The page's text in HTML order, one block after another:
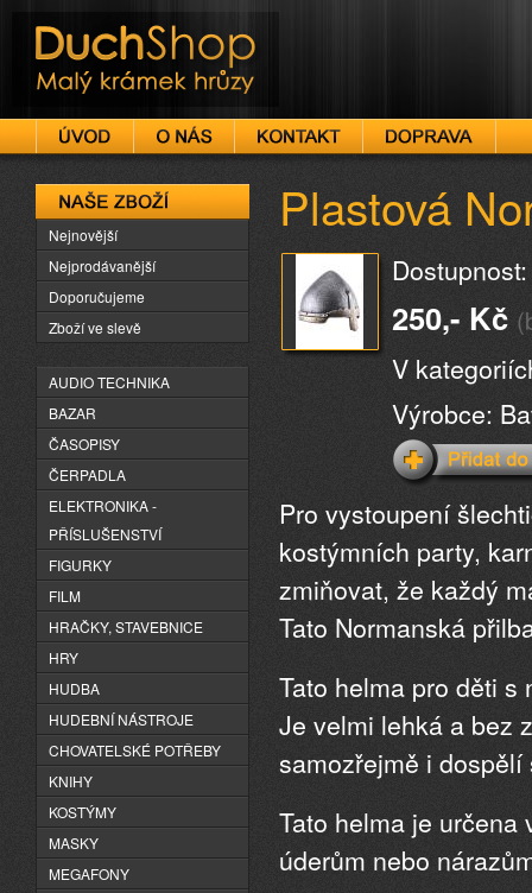
DuchShop
Plastová
250,- Kč
V
Výrobce:
Pro vystoupení
kostýmních party,
zmiňovat, že každý
Tato Normanská
Tato helma pro děti
Je velmi lehká a bez
samozřejmě i
Tato helma je určena
úderům nebo
Naše zboží
Nejnovější
Nejprodávanější
Doporučujeme
Zboží ve slevě
AUDIO TECHNIKA
BAZAR
ČASOPISY
ČERPADLA
ELEKTRONIKA -
PŘÍSLUŠENSTVÍ
FIGURKY
FILM
HRAČKY, STAVEBNICE
HRY
HUDBA
HUDEBNÍ NÁSTROJE
CHOVATELSKÉ POTŘEBY
KNIHY
KOSTÝMY
MASKY
MEGAFONY